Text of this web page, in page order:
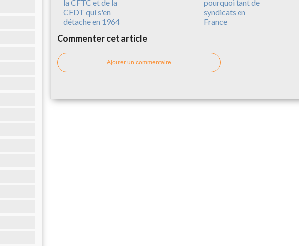
la CFTC et de la
CFDT qui s'en
détache en 1964
pourquoi tant de
syndicats en
France
Commenter cet article
Ajouter un commentaire